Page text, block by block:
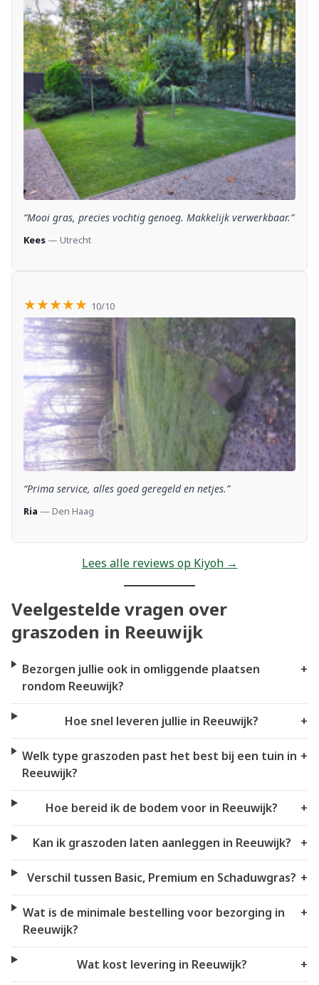
“Mooi gras, precies vochtig genoeg. Makkelijk verwerkbaar.”
Kees — Utrecht
★★★★★ 10/10
“Prima service, alles goed geregeld en netjes.”
Ria — Den Haag
Lees alle reviews op Kiyoh →
Veelgestelde vragen over
graszoden in Reeuwijk
Bezorgen jullie ook in omliggende plaatsen
rondom Reeuwijk?
+
Hoe snel leveren jullie in Reeuwijk? +
Welk type graszoden past het best bij een tuin in
Reeuwijk?
+
Hoe bereid ik de bodem voor in Reeuwijk? +
Kan ik graszoden laten aanleggen in Reeuwijk? +
Verschil tussen Basic, Premium en Schaduwgras? +
Wat is de minimale bestelling voor bezorging in
Reeuwijk?
+
Wat kost levering in Reeuwijk? +